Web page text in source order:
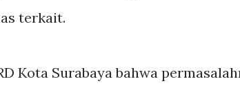
terkait.
Kota Surabaya bahwa